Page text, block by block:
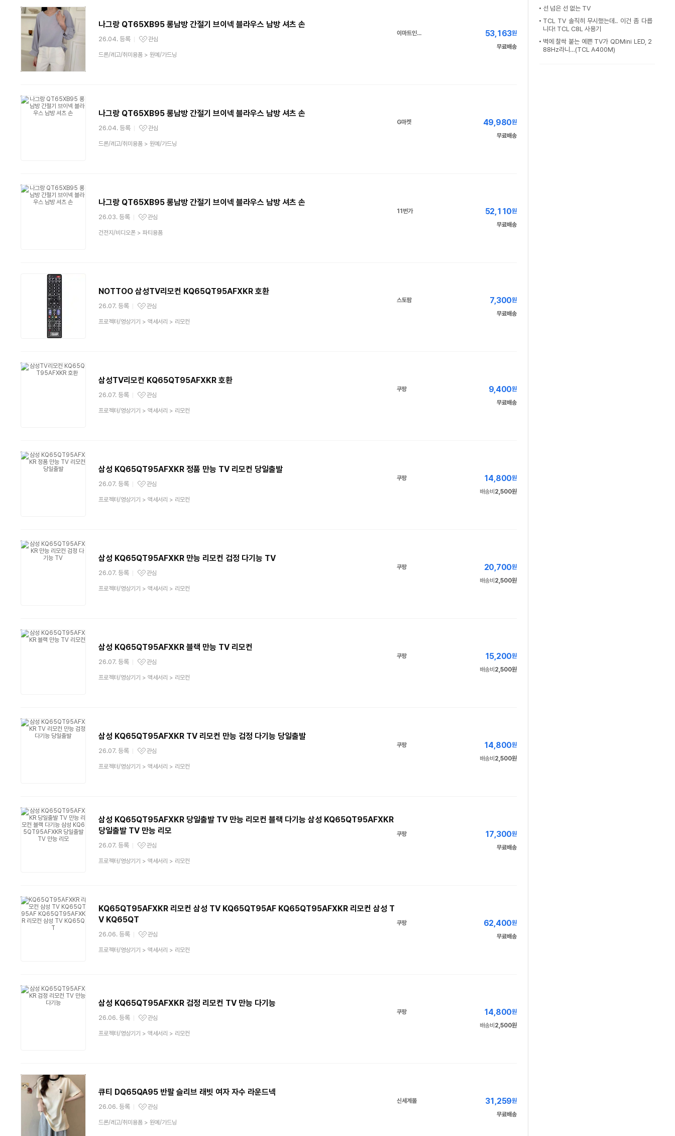
나그랑 QT65XB95 롱남방 간절기 브이넥 블라우스 남방 셔츠 손
26.04. 등록
관심상품
관심
상
드론/레고/취미용품> 원예/가드닝
이마트인터넷쇼핑몰 53,163원
무료배송
나그랑 QT65XB95 롱남방 간절기 브이넥 블라우스 남방 셔츠 손
26.04. 등록
관심상품
관심
상
드론/레고/취미용품> 원예/가드닝
G마켓 49,980원
무료배송
나그랑 QT65XB95 롱남방 간절기 브이넥 블라우스 남방 셔츠 손
26.03. 등록
관심상품
관심
상
건전지/비디오폰> 파티용품
11번가 52,110원
무료배송
NOTTOO 삼성TV리모컨 KQ65QT95AFXKR 호환
26.07. 등록
관심상품
관심
상
프로젝터/영상기기 > 액세서리 > 리모컨
스토팜 7,300원
무료배송
삼성TV리모컨 KQ65QT95AFXKR 호환
26.07. 등록
관심상품
관심
상
프로젝터/영상기기 > 액세서리 > 리모컨
쿠팡 9,400원
무료배송
삼성 KQ65QT95AFXKR 정품 만능 TV 리모컨 당일출발
26.07. 등록
관심상품
관심
상
프로젝터/영상기기 > 액세서리 > 리모컨
쿠팡 14,800원
배송비 2,500원
삼성 KQ65QT95AFXKR 만능 리모컨 검정 다기능 TV
26.07. 등록
관심상품
관심
상
프로젝터/영상기기 > 액세서리 > 리모컨
쿠팡 20,700원
배송비 2,500원
삼성 KQ65QT95AFXKR 블랙 만능 TV 리모컨
26.07. 등록
관심상품
관심
상
프로젝터/영상기기 > 액세서리 > 리모컨
쿠팡 15,200원
배송비 2,500원
삼성 KQ65QT95AFXKR TV 리모컨 만능 검정 다기능 당일출발
26.07. 등록
관심상품
관심
상
프로젝터/영상기기 > 액세서리 > 리모컨
쿠팡 14,800원
배송비 2,500원
삼성 KQ65QT95AFXKR 당일출발 TV 만능 리모컨 블랙 다기능 삼성 KQ65QT95AFXKR
당일출발 TV 만능 리모
26.07. 등록
관심상품
관심
상
프로젝터/영상기기 > 액세서리 > 리모컨
쿠팡 17,300원
무료배송
KQ65QT95AFXKR 리모컨 삼성 TV KQ65QT95AF KQ65QT95AFXKR 리모컨 삼성 T
V KQ65QT
26.06. 등록
관심상품
관심
상
프로젝터/영상기기 > 액세서리 > 리모컨
쿠팡 62,400원
무료배송
삼성 KQ65QT95AFXKR 검정 리모컨 TV 만능 다기능
26.06. 등록
관심상품
관심
상
프로젝터/영상기기 > 액세서리 > 리모컨
쿠팡 14,800원
배송비 2,500원
큐티 DQ65QA95 반팔 슬리브 래빗 여자 자수 라운드넥
26.06. 등록
관심상품
관심
상
드론/레고/취미용품> 원예/가드닝
신세계몰 31,259원
무료배송
선 넘은 선 없는 TV
TCL TV 솔직히 무시했는데.. 이건 좀 다릅
니다! TCL C8L 사용기
벽에 찰싹 붙는 예쁜 TV가 QDMini LED, 2
88Hz라니…(TCL A400M)